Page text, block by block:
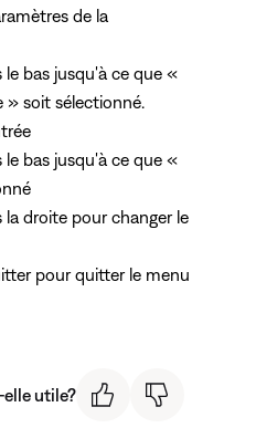
de la
le bas jusqu'à ce que «
soit sélectionné.
le bas jusqu'à ce que «
la droite pour changer le
pour quitter le menu
utile?